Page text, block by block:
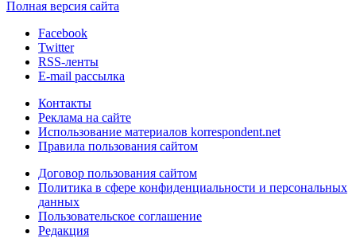
Полная версия сайта
Facebook
Twitter
RSS-ленты
E-mail рассылка
Контакты
Реклама на сайте
Использование материалов korrespondent.net
Правила пользования сайтом
Договор пользования сайтом
Политика в сфере конфиденциальности и персональных
данных
Пользовательское соглашение
Редакция